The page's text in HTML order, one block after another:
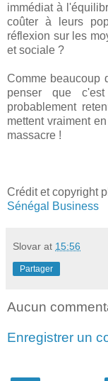
immédiat à
coûter à leurs
réflexion sur les
et sociale ?
Comme beaucoup
penser que
probablement
mettent vraiment
massacre !
Crédit et copyright
Sénégal Business
Slovar at 15:56
Partager
Aucun
Enregistrer un